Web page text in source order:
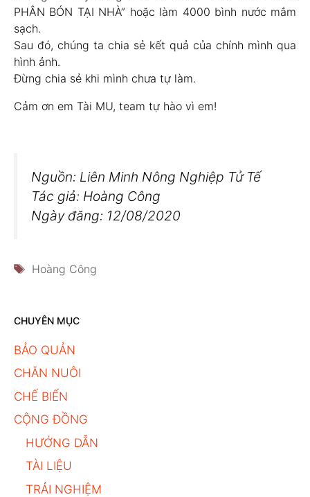
PHÂN BÓN TẠI NHÀ” hoặc làm 4000 bình nước mắm
sạch.
Sau đó, chúng ta chia sẻ kết quả của chính mình qua
hình ảnh.
Đừng chia sẻ khi mình chưa tự làm.
Cảm ơn em Tài MU, team tự hào vì em!
Nguồn: Liên Minh Nông Nghiệp Tử Tế
Tác giả: Hoàng Công
Ngày đăng: 12/08/2020
Thẻ
Hoàng Công
CHUYÊN MỤC
BẢO QUẢN
CHĂN NUÔI
CHẾ BIẾN
CỘNG ĐỒNG
HƯỚNG DẪN
TÀI LIỆU
TRẢI NGHIỆM